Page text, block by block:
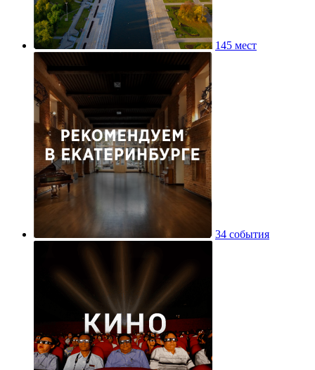
145 мест
34 события